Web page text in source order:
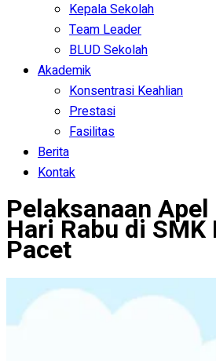
Kepala Sekolah
Team Leader
BLUD Sekolah
Akademik
Konsentrasi Keahlian
Prestasi
Fasilitas
Berita
Kontak
Pelaksanaan
Hari Rabu di
Pacet